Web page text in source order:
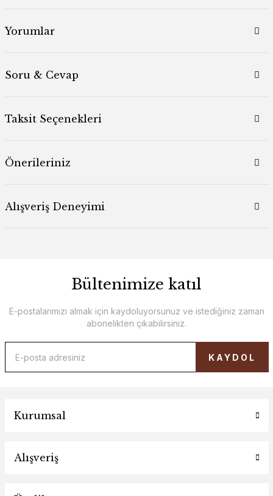
Yorumlar
Soru & Cevap
Taksit Seçenekleri
Önerileriniz
Alışveriş Deneyimi
Bültenimize katıl
E-postalarımızı almak için kaydoluyorsunuz ve istediğiniz zaman
abonelikten çıkabilirsiniz.
KAYDOL
Kurumsal
Alışveriş